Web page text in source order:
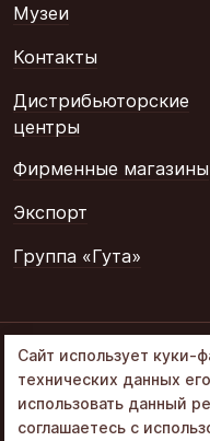
Музеи
Контакты
Дистрибьюторские
центры
Фирменные магазины
Экспорт
Группа «Гута»
© 2002–2026
кондитеры» в составе
Сайт использует куки-
технических данных
использовать данный
соглашаетесь с